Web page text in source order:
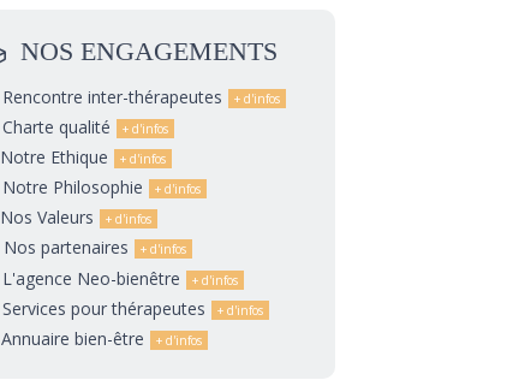
NOS ENGAGEMENTS
Rencontre inter-thérapeutes
Charte qualité
Notre Ethique
Notre Philosophie
Nos Valeurs
Nos partenaires
L'agence Neo-bienêtre
Services pour thérapeutes
Annuaire bien-être